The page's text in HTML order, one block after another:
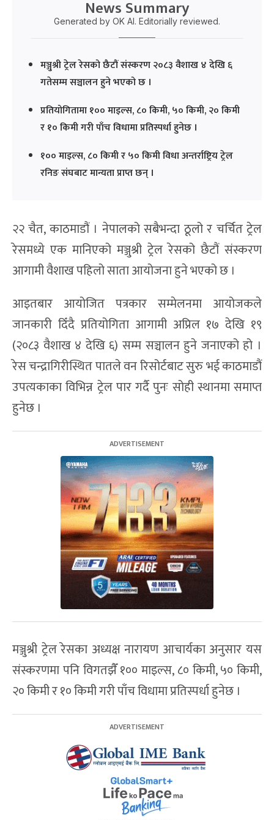
News Summary
Generated by OK AI. Editorially reviewed.
मञ्जुश्री ट्रेल रेसको छैटौं संस्करण २०८३ वैशाख ४ देखि ६
गतेसम्म सञ्चालन हुने भएको छ ।
प्रतियोगितामा १०० माइल्स, ८० किमी, ५० किमी, २० किमी
र १० किमी गरी पाँच विधामा प्रतिस्पर्धा हुनेछ ।
१०० माइल्स, ८० किमी र ५० किमी विधा अन्तर्राष्ट्रिय ट्रेल
रनिङ संघबाट मान्यता प्राप्त छन् ।
२२ चैत, काठमाडौं । नेपालको सबैभन्दा ठूलो र चर्चित ट्रेल
रेसमध्ये एक मानिएको मञ्जुश्री ट्रेल रेसको छैटौं संस्करण
आगामी वैशाख पहिलो साता आयोजना हुने भएको छ ।
आइतबार आयोजित पत्रकार सम्मेलनमा आयोजकले
जानकारी दिँदै प्रतियोगिता आगामी अप्रिल १७ देखि १९
(२०८३ वैशाख ४ देखि ६) सम्म सञ्चालन हुने जनाएको हो ।
रेस चन्द्रागिरीस्थित पातले वन रिसोर्टबाट सुरु भई काठमाडौं
उपत्यकाका विभिन्न ट्रेल पार गर्दै पुनः सोही स्थानमा समाप्त
हुनेछ ।
मञ्जुश्री ट्रेल रेसका अध्यक्ष नारायण आचार्यका अनुसार यस
संस्करणमा पनि विगतझैँ १०० माइल्स, ८० किमी, ५० किमी,
२० किमी र १० किमी गरी पाँच विधामा प्रतिस्पर्धा हुनेछ ।